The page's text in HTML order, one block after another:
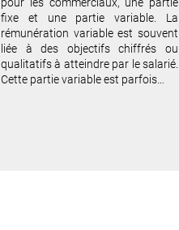
fixe et une partie variable. La
rémunération variable est souvent
liée à des objectifs chiffrés ou
qualitatifs à atteindre par le salarié.
Cette partie variable est parfois…